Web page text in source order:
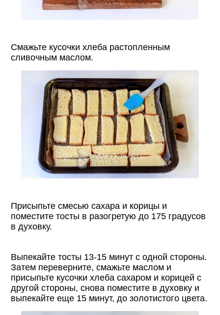
Смажьте кусочки хлеба растопленным
сливочным маслом.
Присыпьте смесью сахара и корицы и
поместите тосты в разогретую до 175 градусов
в духовку.
Выпекайте тосты 13-15 минут с одной стороны.
Затем переверните, смажьте маслом и
присыпьте кусочки хлеба сахаром и корицей с
другой стороны, снова поместите в духовку и
выпекайте еще 15 минут, до золотистого цвета.